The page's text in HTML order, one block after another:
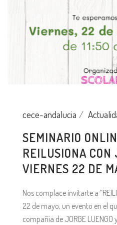
cece-andalucia
SEMINARIO
REILUSIONA CON
VIERNES 22 DE
Nos complace invitarte a
22 de mayo, un evento en el
compañía de JORGE